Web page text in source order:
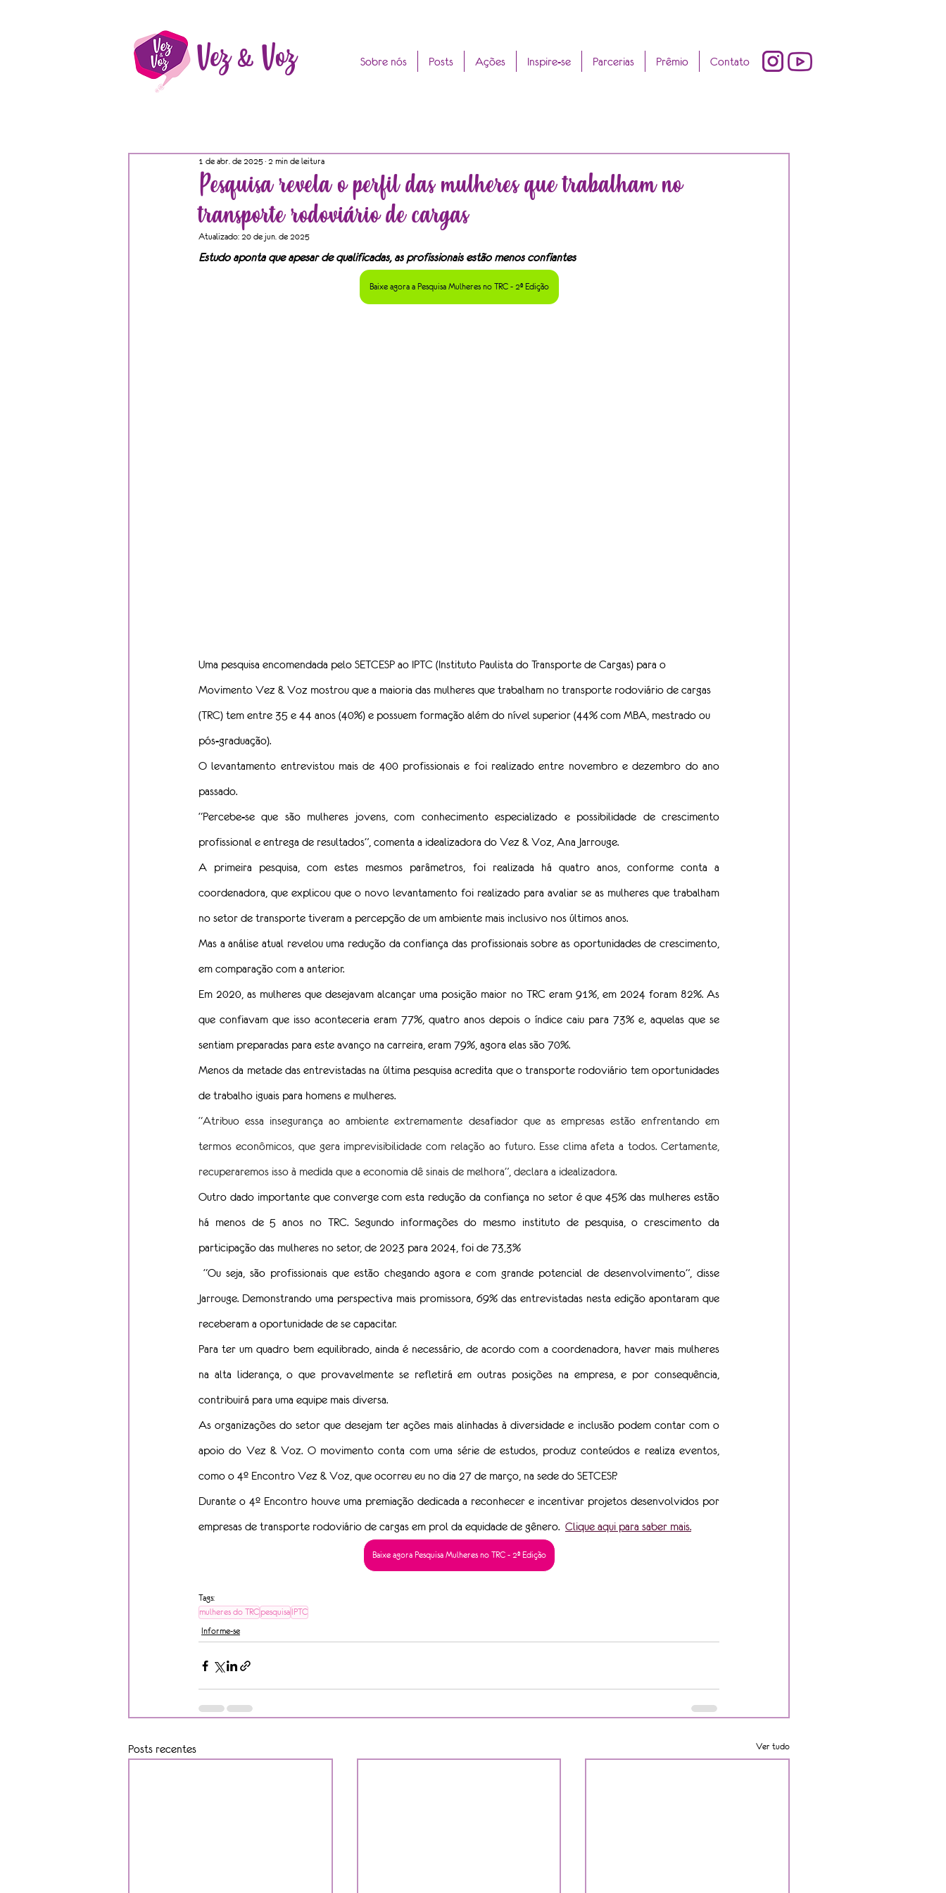
Vez & Voz Sobre nós Posts Ações Inspire-se Parcerias Prêmio Contato
Pesquisa revela o perfil das mulheres que trabalham no
transporte rodoviário de cargas
1 de abr. de 2025 2 min de leitura
Atualizado: 20 de jun. de 2025
Estudo aponta que apesar de qualificadas, as profissionais estão menos confiantes
Baixe agora a Pesquisa Mulheres no TRC - 2ª Edição
Uma pesquisa encomendada pelo SETCESP ao IPTC (Instituto Paulista do Transporte de Cargas) para o
Movimento Vez & Voz mostrou que a maioria das mulheres que trabalham no transporte rodoviário de cargas
(TRC) tem entre 35 e 44 anos (40%) e possuem formação além do nível superior (44% com MBA, mestrado ou
pós-graduação).
O levantamento entrevistou mais de 400 profissionais e foi realizado entre novembro e dezembro do ano
passado.
“Percebe-se que são mulheres jovens, com conhecimento especializado e possibilidade de crescimento
profissional e entrega de resultados”, comenta a idealizadora do Vez & Voz, Ana Jarrouge.
A primeira pesquisa, com estes mesmos parâmetros, foi realizada há quatro anos, conforme conta a
coordenadora, que explicou que o novo levantamento foi realizado para avaliar se as mulheres que trabalham
no setor de transporte tiveram a percepção de um ambiente mais inclusivo nos últimos anos.
Mas a análise atual revelou uma redução da confiança das profissionais sobre as oportunidades de crescimento,
em comparação com a anterior.
Em 2020, as mulheres que desejavam alcançar uma posição maior no TRC eram 91%, em 2024 foram 82%. As
que confiavam que isso aconteceria eram 77%, quatro anos depois o índice caiu para 73% e, aquelas que se
sentiam preparadas para este avanço na carreira, eram 79%, agora elas são 70%.
Menos da metade das entrevistadas na última pesquisa acredita que o transporte rodoviário tem oportunidades
de trabalho iguais para homens e mulheres.
“Atribuo essa insegurança ao ambiente extremamente desafiador que as empresas estão enfrentando em
termos econômicos, que gera imprevisibilidade com relação ao futuro. Esse clima afeta a todos. Certamente,
recuperaremos isso à medida que a economia dê sinais de melhora”, declara a idealizadora.
Outro dado importante que converge com esta redução da confiança no setor é que 45% das mulheres estão
há menos de 5 anos no TRC. Segundo informações do mesmo instituto de pesquisa, o crescimento da
participação das mulheres no setor, de 2023 para 2024, foi de 73,3%
“Ou seja, são profissionais que estão chegando agora e com grande potencial de desenvolvimento”, disse
Jarrouge. Demonstrando uma perspectiva mais promissora, 69% das entrevistadas nesta edição apontaram que
receberam a oportunidade de se capacitar.
Para ter um quadro bem equilibrado, ainda é necessário, de acordo com a coordenadora, haver mais mulheres
na alta liderança, o que provavelmente se refletirá em outras posições na empresa, e por consequência,
contribuirá para uma equipe mais diversa.
As organizações do setor que desejam ter ações mais alinhadas à diversidade e inclusão podem contar com o
apoio do Vez & Voz. O movimento conta com uma série de estudos, produz conteúdos e realiza eventos,
como o 4º Encontro Vez & Voz, que ocorreu eu no dia 27 de março, na sede do SETCESP.
Durante o 4º Encontro houve uma premiação dedicada a reconhecer e incentivar projetos desenvolvidos por
empresas de transporte rodoviário de cargas em prol da equidade de gênero. Clique aqui para saber mais.
Baixe agora Pesquisa Mulheres no TRC - 2ª Edição
Tags:
mulheres do TRC pesquisa IPTC
Informe-se
Posts recentes Ver tudo